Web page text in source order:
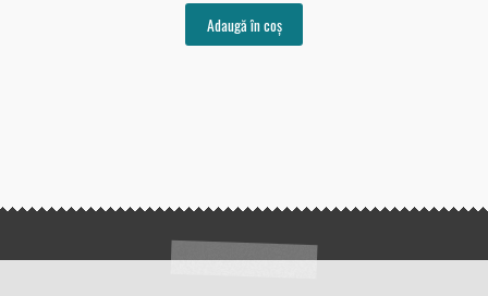
Adaugă în coș